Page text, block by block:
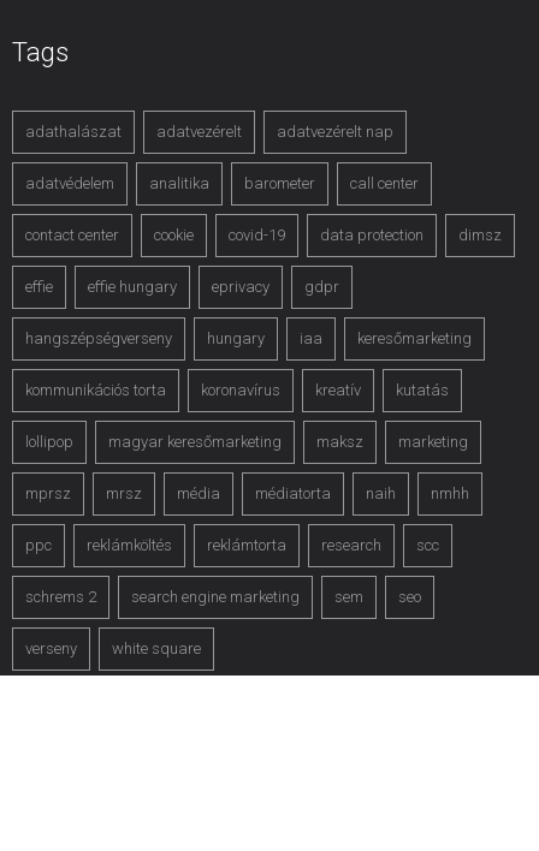
Tags
adathalászat adatvezérelt adatvezérelt nap
adatvédelem analitika barometer call center
contact center cookie covid-19 data protection dimsz
effie effie hungary eprivacy gdpr
hangszépségverseny hungary iaa keresőmarketing
kommunikációs torta koronavírus kreatív kutatás
lollipop magyar keresőmarketing maksz marketing
mprsz mrsz média médiatorta naih nmhh
ppc reklámköltés reklámtorta research scc
schrems 2 search engine marketing sem seo
verseny white square